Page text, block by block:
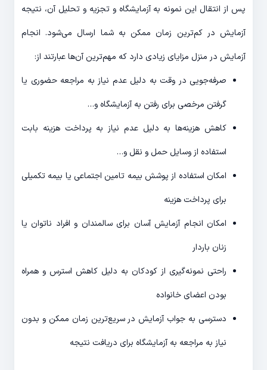
پس از انتقال این نمونه به آزمایشگاه و تجزیه و تحلیل آن، نتیجه
آزمایش در کم‌ترین زمان ممکن به شما ارسال می‌شود. انجام
آزمایش در منزل مزایای زیادی دارد که مهم‌ترین آن‌ها عبارتند از:
صرفه‌جویی در وقت به دلیل عدم نیاز به مراجعه حضوری یا
گرفتن مرخصی برای رفتن به آزمایشگاه و…
کاهش هزینه‌ها به دلیل عدم نیاز به پرداخت هزینه بابت
استفاده از وسایل حمل و نقل و…
امکان استفاده از پوشش بیمه تامین اجتماعی یا بیمه تکمیلی
برای پرداخت هزینه
امکان انجام آزمایش آسان برای سالمندان و افراد ناتوان یا
زنان باردار
راحتی نمونه‌گیری از کودکان به دلیل کاهش استرس و همراه
بودن اعضای خانواده
دسترسی به جواب آزمایش در سریع‌ترین زمان ممکن و بدون
نیاز به مراجعه به آزمایشگاه برای دریافت نتیجه